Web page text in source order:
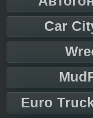
Car
Euro